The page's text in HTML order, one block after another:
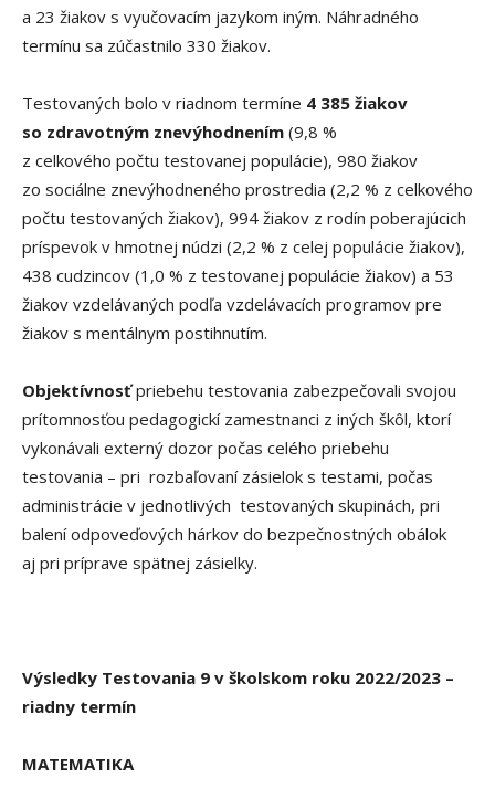
a 23 žiakov s vyučovacím jazykom iným. Náhradného
termínu sa zúčastnilo 330 žiakov.
Testovaných bolo v riadnom termíne 4 385 žiakov
so zdravotným znevýhodnením (9,8 %
z celkového počtu testovanej populácie), 980 žiakov
zo sociálne znevýhodneného prostredia (2,2 % z celkového
počtu testovaných žiakov), 994 žiakov z rodín poberajúcich
príspevok v hmotnej núdzi (2,2 % z celej populácie žiakov),
438 cudzincov (1,0 % z testovanej populácie žiakov) a 53
žiakov vzdelávaných podľa vzdelávacích programov pre
žiakov s mentálnym postihnutím.
Objektívnosťpriebehu testovania zabezpečovali svojou
prítomnosťou pedagogickí zamestnanci z iných škôl, ktorí
vykonávali externý dozor počas celého priebehu
testovania – pri rozbaľovaní zásielok s testami, počas
administrácie v jednotlivých testovaných skupinách, pri
balení odpoveďových hárkov do bezpečnostných obálok
aj pri príprave spätnej zásielky.
Výsledky Testovania 9 v školskom roku 2022/2023 –
riadny termín
MATEMATIKA